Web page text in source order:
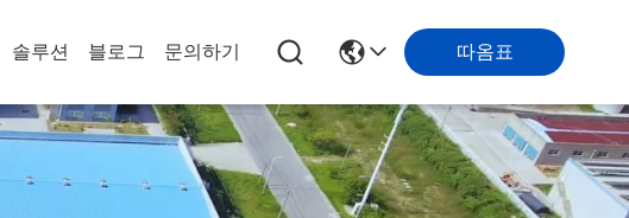
솔루션 블로그 문의하기 따옴표